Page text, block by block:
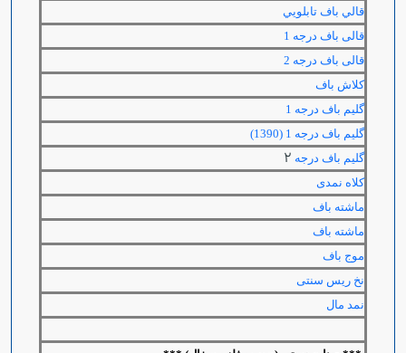
قالي باف تابلويي
قالی باف درجه 1
قالی باف درجه 2
كلاش باف
گليم باف درجه 1
گليم باف درجه 1 (1390)
گلیم باف درجه 2
کلاه نمدی
ماشته باف
ماشته باف
موج باف
نخ ریس سنتی
نمد مال